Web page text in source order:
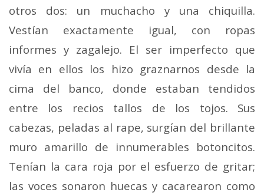
otros dos: un muchacho y una chiquilla.
Vestían exactamente igual, con ropas
informes y zagalejo. El ser imperfecto que
vivía en ellos los hizo graznarnos desde la
cima del banco, donde estaban tendidos
entre los recios tallos de los tojos. Sus
cabezas, peladas al rape, surgían del brillante
muro amarillo de innumerables botoncitos.
Tenían la cara roja por el esfuerzo de gritar;
las voces sonaron huecas y ca­carearon como